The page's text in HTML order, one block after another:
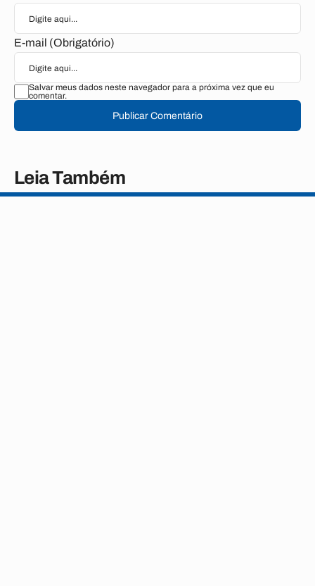
E-mail (Obrigatório)
Salvar meus dados neste navegador para a próxima vez que eu
comentar.
Publicar Comentário
Leia Também